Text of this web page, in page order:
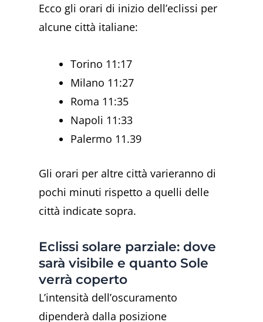
Ecco gli orari di inizio dell’eclissi per
alcune città italiane:
Torino 11:17
Milano 11:27
Roma 11:35
Napoli 11:33
Palermo 11.39
Gli orari per altre città varieranno di
pochi minuti rispetto a quelli delle
città indicate sopra.
Eclissi solare parziale: dove
sarà visibile e quanto Sole
verrà coperto
L’intensità dell’oscuramento
dipenderà dalla posizione